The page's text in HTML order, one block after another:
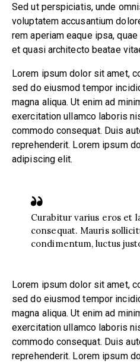
Sed ut perspiciatis, unde
voluptatem accusantium
rem aperiam eaque ipsa,
et quasi architecto beatae
Lorem ipsum dolor sit amet,
sed do eiusmod tempor
magna aliqua. Ut enim ad
exercitation ullamco laboris
commodo consequat. Duis
reprehenderit. Lorem ipsum
adipiscing elit.
Curabitur varius eros et
consequat. Mauris
condimentum, luctus
Lorem ipsum dolor sit amet,
sed do eiusmod tempor
magna aliqua. Ut enim ad
exercitation ullamco laboris
commodo consequat. Duis
reprehenderit. Lorem ipsum